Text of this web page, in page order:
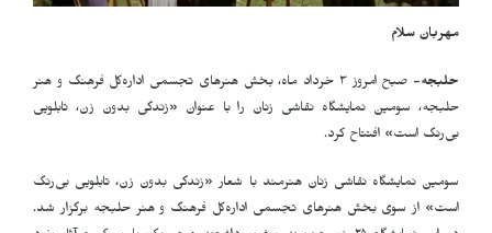
مهربان سلام
حلبجه-
صبح امروز ۳ خرداد ماه، بخش هنرهای تجسمی اداره‌کل فرهنگ و هنر
حلبجه، سومین نمایشگاه نقاشی زنان را با عنوان «زندگی بدون زن، تابلویی
بی‌رنگ است» افتتاح کرد.
سومین نمایشگاه نقاشی زنان هنرمند با شعار «زندگی بدون زن، تابلویی بی‌رنگ
است» از سوی بخش هنرهای تجسمی اداره‌کل فرهنگ و هنر حلبجه برگزار شد.